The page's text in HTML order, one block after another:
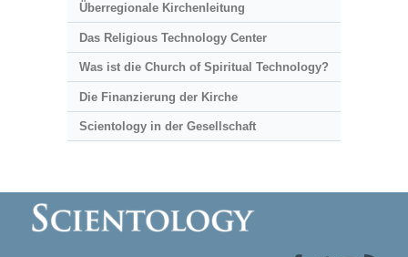
Überregionale Kirchenleitung
Das Religious Technology Center
Was ist die Church of Spiritual Technology?
Die Finanzierung der Kirche
Scientology in der Gesellschaft